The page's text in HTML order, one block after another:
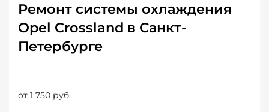
Ремонт системы охлаждения
Opel Crossland в Санкт-
Петербурге
от 1 750 руб.